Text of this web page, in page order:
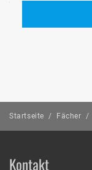
Startseite / Fächer /
Kontakt